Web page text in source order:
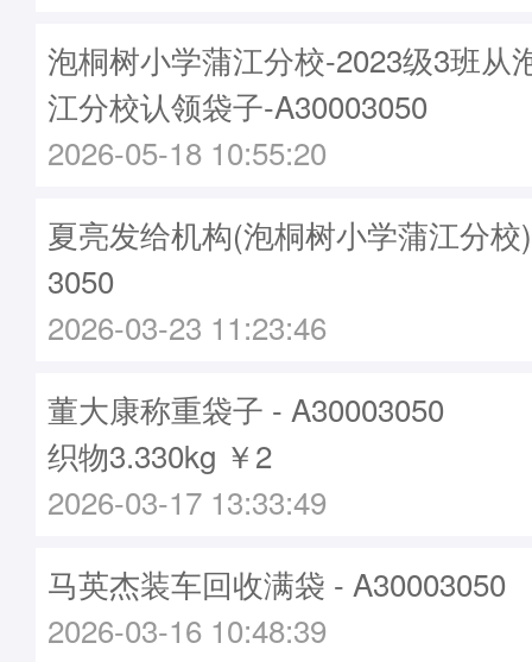
泡桐树小学蒲江分校-2023级3班从
江分校认领袋子-A30003050
2026-05-18 10:55:20
夏亮发给机构(泡桐树小学蒲江分
3050
2026-03-23 11:23:46
董大康称重袋子 - A30003050
织物3.330kg ￥2
2026-03-17 13:33:49
马英杰装车回收满袋 - A30003050
2026-03-16 10:48:39